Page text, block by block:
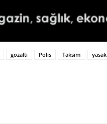
gözaltı Polis Taksim yasak